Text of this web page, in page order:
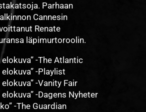
Parhaan
Cannesin
Renate
läpimurtoroolin.
-The Atlantic
-Playlist
-Vanity Fair
-Dagens Nyheter
-The Guardian